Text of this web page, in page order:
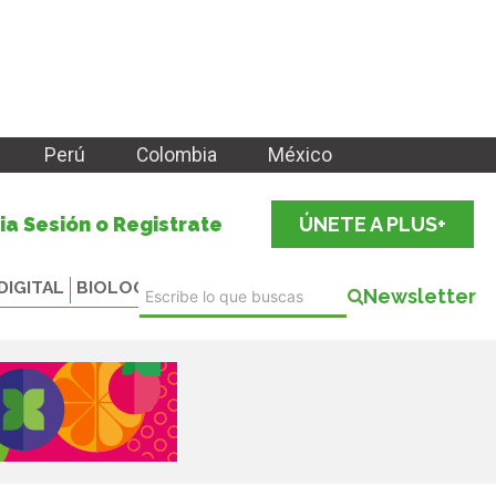
Perú Colombia México
Sesión o Registrate ÚNETE A PLUS+
BIOLOGICALS Newsletter